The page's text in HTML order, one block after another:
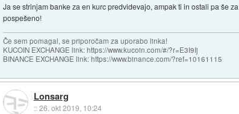
Ja se strinjam banke za en kurc predvidevajo, ampak ti in ostali pa še
pospešeno!
Če sem pomagal, se priporočam za uporabo linka!
KUCOIN EXCHANGE link: https://www.kucoin.com/#/?r=E3I9Ij
BINANCE EXCHANGE link: https://www.binance.com/?ref=10161115
Lonsarg
::26. okt 2019, 10:24